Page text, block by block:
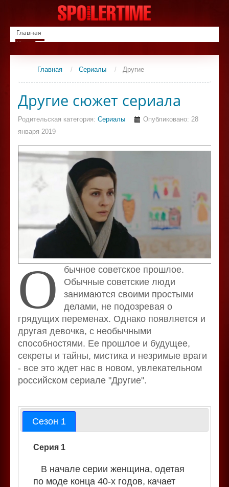
Главная
Новинки
Список фильмов
СериалыГлавная / Сериалы / Другие
Другие сюжет сериала
Родительская категория: Сериалы
Опубликовано: 28
января 2019
О
бычное советское прошлое.
Обычные советские люди
занимаются своими простыми
делами, не подозревая о
грядущих переменах. Однако появляется и
другая девочка, с необычными
способностями. Ее прошлое и будущее,
секреты и тайны, мистика и незримые враги
- все это ждет нас в новом, увлекательном
российском сериале "Другие".
Сезон 1
Серия 1
В начале серии женщина, одетая
по моде конца 40-х годов, качает